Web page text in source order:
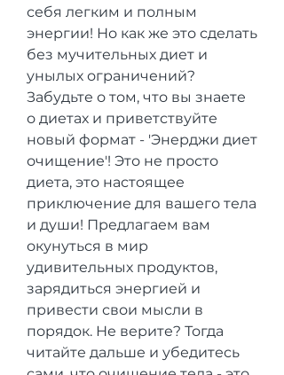
себя легким и полным
энергии! Но как же это сделать
без мучительных диет и
унылых ограничений?
Забудьте о том, что вы знаете
о диетах и приветствуйте
новый формат - 'Энерджи диет
очищение'! Это не просто
диета, это настоящее
приключение для вашего тела
и души! Предлагаем вам
окунуться в мир
удивительных продуктов,
зарядиться энергией и
привести свои мысли в
порядок. Не верите? Тогда
читайте дальше и убедитесь